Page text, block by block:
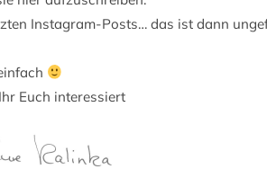
Instagram-Posts… das ist dann
Euch interessiert